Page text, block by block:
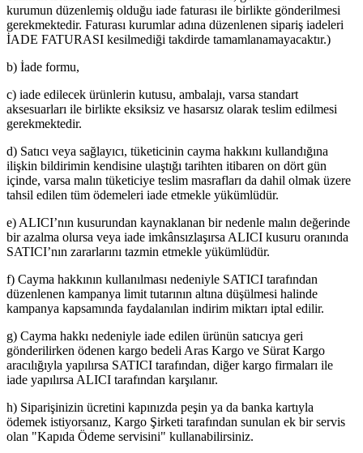
kurumun düzenlemiş olduğu iade faturası ile birlikte gönderilmesi
gerekmektedir. Faturası kurumlar adına düzenlenen sipariş iadeleri
İADE FATURASI kesilmediği takdirde tamamlanamayacaktır.)
b) İade formu,
c) iade edilecek ürünlerin kutusu, ambalajı, varsa standart
aksesuarları ile birlikte eksiksiz ve hasarsız olarak teslim edilmesi
gerekmektedir.
d) Satıcı veya sağlayıcı, tüketicinin cayma hakkını kullandığına
ilişkin bildirimin kendisine ulaştığı tarihten itibaren on dört gün
içinde, varsa malın tüketiciye teslim masrafları da dahil olmak üzere
tahsil edilen tüm ödemeleri iade etmekle yükümlüdür.
e) ALICI’nın kusurundan kaynaklanan bir nedenle malın değerinde
bir azalma olursa veya iade imkânsızlaşırsa ALICI kusuru oranında
SATICI’nın zararlarını tazmin etmekle yükümlüdür.
f) Cayma hakkının kullanılması nedeniyle SATICI tarafından
düzenlenen kampanya limit tutarının altına düşülmesi halinde
kampanya kapsamında faydalanılan indirim miktarı iptal edilir.
g) Cayma hakkı nedeniyle iade edilen ürünün satıcıya geri
gönderilirken ödenen kargo bedeli Aras Kargo ve Sürat Kargo
aracılığıyla yapılırsa SATICI tarafından, diğer kargo firmaları ile
iade yapılırsa ALICI tarafından karşılanır.
h) Siparişinizin ücretini kapınızda peşin ya da banka kartıyla
ödemek istiyorsanız, Kargo Şirketi tarafından sunulan ek bir servis
olan "Kapıda Ödeme servisini" kullanabilirsiniz.